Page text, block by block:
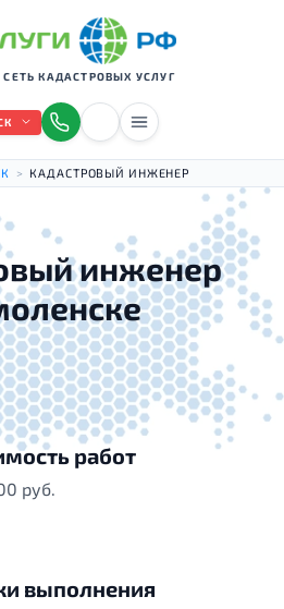
КАДАСТРОВЫХ УСЛУГ
> КАДАСТРОВЫЙ ИНЖЕНЕР
инженер
работ
руб.
выполнения